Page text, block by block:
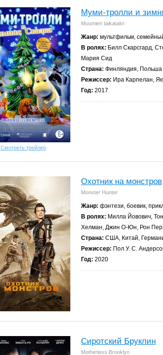
Смотреть трейлер
Муми-тролли и
Muumien taikatalvi
Жанр: мультфильм,
В ролях: Билл Скарсгард,
Мария Сид
Страна: Финляндия, Польша
Режиссер: Ира Карпелан,
Год: 2017
Охотник на монстров
Monster Hunter
Жанр: фэнтези, боевик,
В ролях: Милла Йовович,
Хелман, Джин О-Юн, Рон
Страна: США, Китай,
Режиссер: Пол У. С.
Год: 2020
Сиротский Бруклин
Motherless Brooklyn